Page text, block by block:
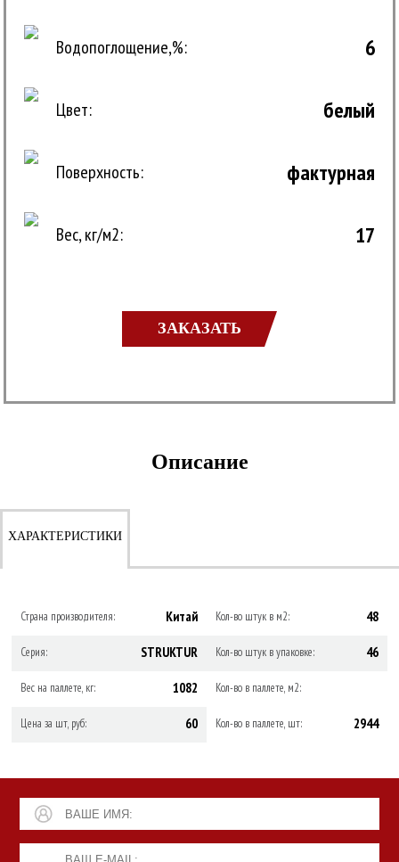
Водопоглощение,%: 6
Цвет: белый
Поверхность: фактурная
Вес, кг/м2: 17
ЗАКАЗАТЬ
Описание
ХАРАКТЕРИСТИКИ
Страна производителя: Китай
Серия: STRUKTUR
Вес на паллете, кг: 1082
Цена за шт, руб: 60
Кол-во штук в м2: 48
Кол-во штук в упаковке: 46
Кол-во в паллете, м2:
Кол-во в паллете, шт: 2944